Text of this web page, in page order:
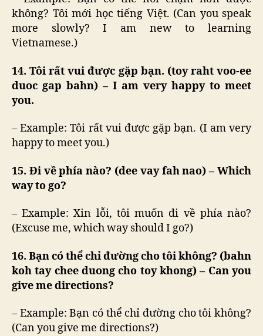
không? Tôi mới học tiếng Việt. (Can you speak
more slowly? I am new to learning
Vietnamese.)
14. Tôi rất vui được gặp bạn. (toy raht voo-ee
duoc gap bahn) – I am very happy to meet
you.
– Example: Tôi rất vui được gặp bạn. (I am very
happy to meet you.)
15. Đi về phía nào? (dee vay fah nao) – Which
way to go?
– Example: Xin lỗi, tôi muốn đi về phía nào?
(Excuse me, which way should I go?)
16. Bạn có thể chỉ đường cho tôi không? (bahn
koh tay chee duong cho toy khong) – Can you
give me directions?
– Example: Bạn có thể chỉ đường cho tôi không?
(Can you give me directions?)